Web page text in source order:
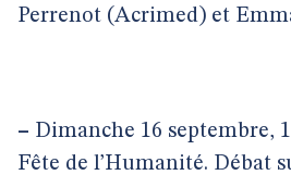
Perrenot (Acrimed) et
– Dimanche 16 septembre,
Fête de l’Humanité. Débat